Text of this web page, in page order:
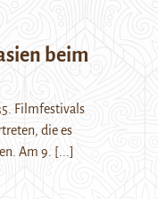
beim
Filmfestivals
die es
Am 9.
[...]